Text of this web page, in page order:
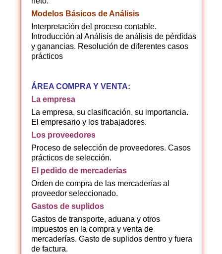
Modelos Básicos de Análisis
Interpretación del proceso contable.
Introducción al Análisis de análisis de pérdidas
y ganancias. Resolución de diferentes casos
prácticos
ÁREA COMPRA Y VENTA:
La empresa
La empresa, su clasificación, su importancia.
El empresario y los trabajadores.
Los proveedores
Proceso de selección de proveedores. Casos
prácticos de selección.
El pedido de mercaderías
Orden de compra de las mercaderías al
proveedor seleccionado.
Gastos de suplidos
Gastos de transporte, aduana y otros
impuestos en la compra y venta de
mercaderías. Gasto de suplidos dentro y fuera
de factura.